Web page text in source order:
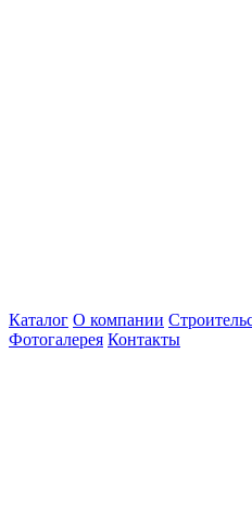
Каталог О компании
Фотогалерея Контакты